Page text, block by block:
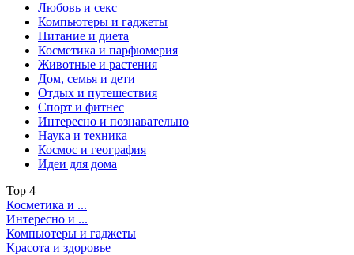
Любовь и секс
Компьютеры и гаджеты
Питание и диета
Косметика и парфюмерия
Животные и растения
Дом, семья и дети
Отдых и путешествия
Спорт и фитнес
Интересно и познавательно
Наука и техника
Космос и география
Идеи для дома
Top 4
Косметика и ...
Интересно и ...
Компьютеры и гаджеты
Красота и здоровье